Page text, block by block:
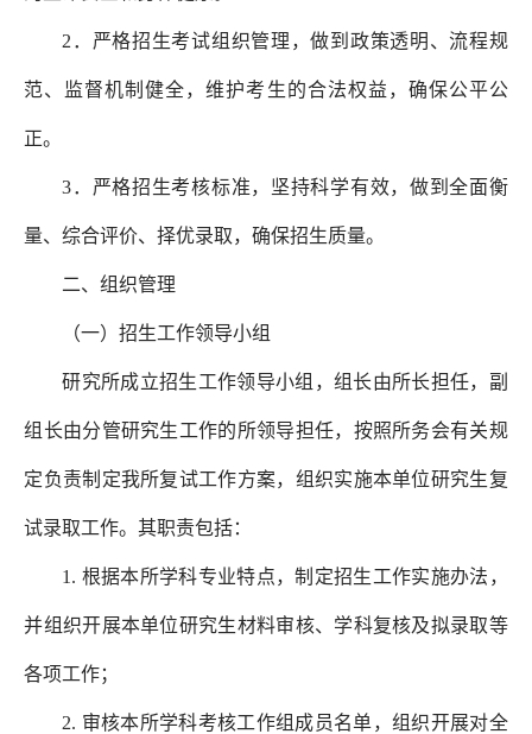
2．严格招生考试组织管理，做到政策透明、流程规
范、监督机制健全，维护考生的合法权益，确保公平公
正。
3．严格招生考核标准，坚持科学有效，做到全面衡
量、综合评价、择优录取，确保招生质量。
二、组织管理
（一）招生工作领导小组
研究所成立招生工作领导小组，组长由所长担任，副
组长由分管研究生工作的所领导担任，按照所务会有关规
定负责制定我所复试工作方案，组织实施本单位研究生复
试录取工作。其职责包括：
1. 根据本所学科专业特点，制定招生工作实施办法，
并组织开展本单位研究生材料审核、学科复核及拟录取等
各项工作；
2. 审核本所学科考核工作组成员名单，组织开展对全